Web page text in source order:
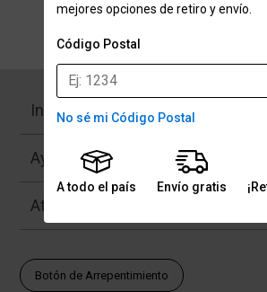
mejores opciones de retiro y envío.
Código Postal
No sé mi Código Postal
A todo el país Envío gratis
Institucional
Ayuda
Atención al Cliente
Botón de Arrepentimiento